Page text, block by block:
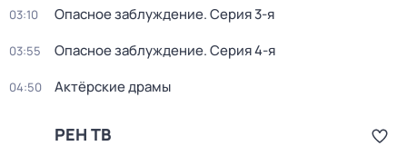
03:10 Опасное заблуждение. Серия 3-я
03:55 Опасное заблуждение. Серия 4-я
04:50 Актёрские драмы
РЕН ТВ